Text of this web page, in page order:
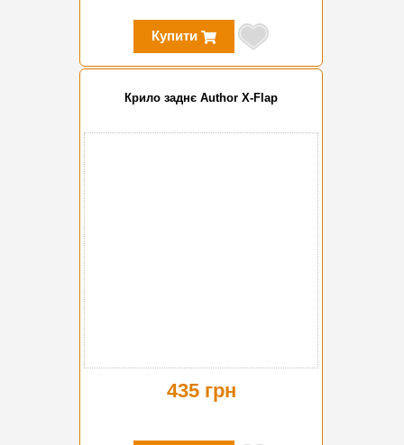
Купити
Крило заднє Author X-Flap
435 грн